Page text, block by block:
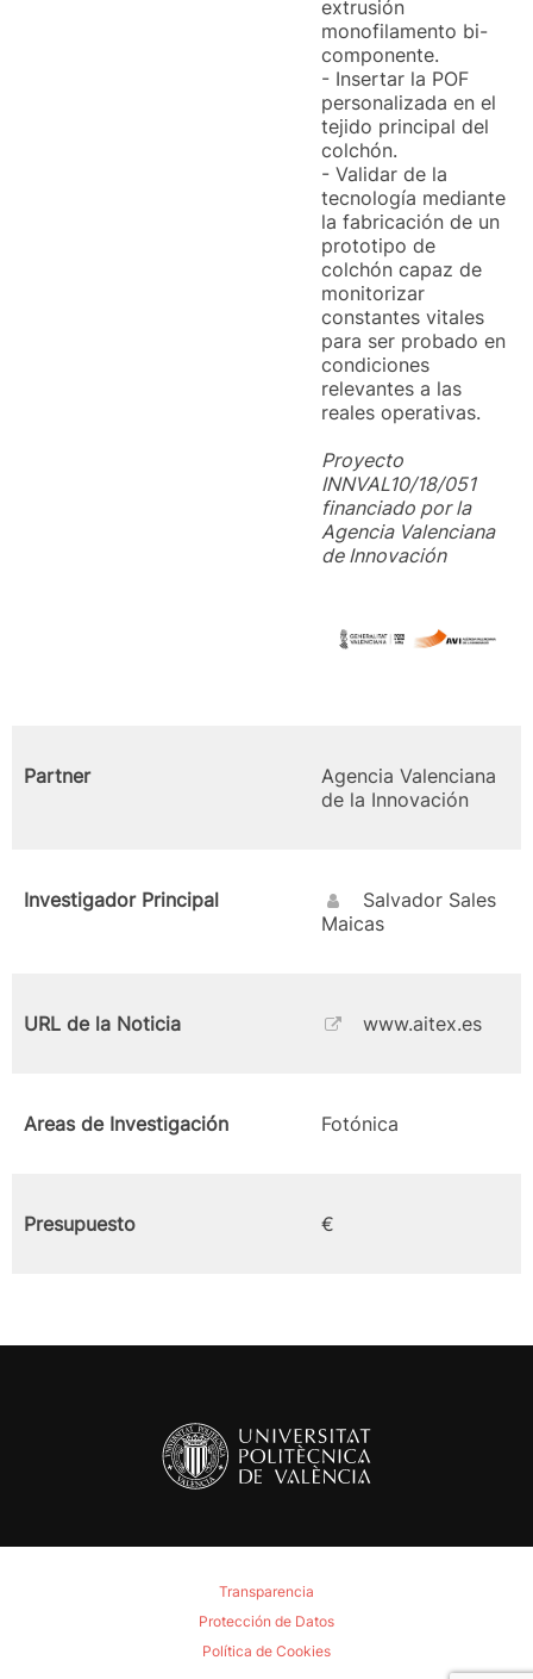
extrusión
monofilamento bi-
componente.
- Insertar la POF
personalizada en el
tejido principal del
colchón.
- Validar de la
tecnología mediante
la fabricación de un
prototipo de
colchón capaz de
monitorizar
constantes vitales
para ser probado en
condiciones
relevantes a las
reales operativas.
Proyecto
INNVAL10/18/051
financiado por la
Agencia Valenciana
de Innovación
Partner
Agencia Valenciana
de la Innovación
Investigador Principal
Salvador Sales
Maicas
URL de la Noticia www.aitex.es
Areas de Investigación Fotónica
Presupuesto €
Transparencia
Protección de Datos
Política de Cookies